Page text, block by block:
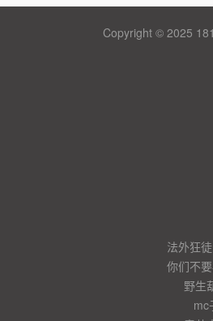
Copyright © 2025
法外狂
你们不
野生
mc